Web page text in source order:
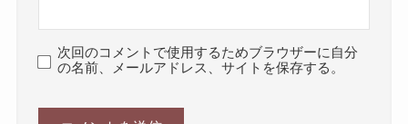
次回のコメントで使用するためブラウザーに自分
の名前、メールアドレス、サイトを保存する。